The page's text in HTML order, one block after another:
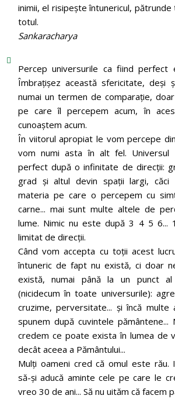
inimii, el risipeşte întunericul, pătrunde
totul.
Sankaracharya
Percep universurile ca fiind perfect
Îmbrațișez această sfericitate, deși
numai un termen de comparație,
pe care îl percepem acum, în
cunoaștem acum.
În viitorul apropiat le vom percepe
vom numi asta în alt fel. Universul
perfect după o infinitate de direcții:
grad și altul devin spații largi, căci
materia pe care o percepem cu
carne... mai sunt multe altele de
lume. Nimic nu este după 3 4 5 6...
limitat de direcții.
Când vom accepta cu toții acest
întuneric de fapt nu există, ci doar
există, numai până la un punct al
(nicidecum în toate universurile):
cruzime, perversitate... și încă
spunem după cuvintele
credem ce poate exista în lumea de
decât aceea a Pământului...
Mulți oameni cred că omul este rău.
să-și aducă aminte cele pe care le
vreo 30 de ani... Să nu uităm că facem